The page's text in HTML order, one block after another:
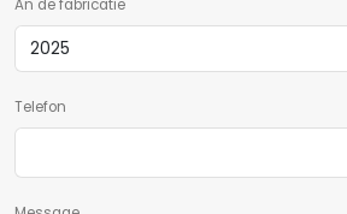
An de fabricatie
Telefon